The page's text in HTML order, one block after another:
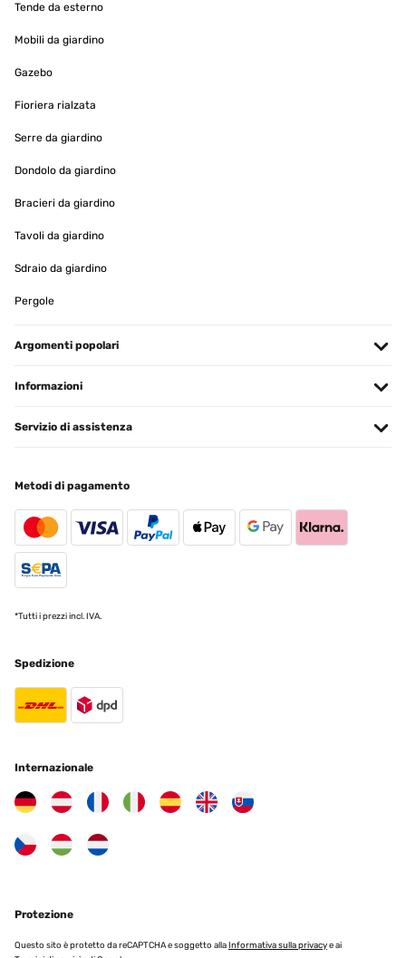
Tradurre
07/01/2025
Utilisateur d'Amazon
Tradurre
Correspond à mes attentes et emballage soigné
Utilisateur d'Amazon
Tradurre
Quadratischer Bilderrahmen Nach einiger Zeit der Suche nach
Tende da esterno
Mobili da giardino
Gazebo
Fioriera rialzata
Serre da giardino
Dondolo da giardino
Bracieri da giardino
Tavoli da giardino
Sdraio da giardino
Pergole
Argomenti popolari
Informazioni
Servizio di assistenza
Metodi di pagamento
*Tutti i prezzi incl. IVA.
Spedizione
Internazionale
Protezione
Questo sito è protetto da reCAPTCHA e soggetto allaInformativa sulla privacye ai